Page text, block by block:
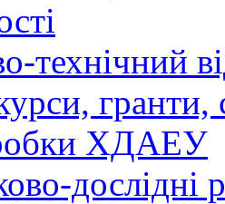
технічний
гранти,
ХДАЕУ
дослідні